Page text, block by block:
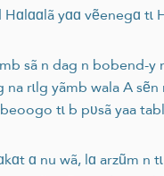
yɑɑ vẽenegɑ tɩ
sã n dag n bobend-y
na rɩlg yãmb wala A
tɩ b pʋsã yaa
ɑ nu wã, lɑ arzũm n